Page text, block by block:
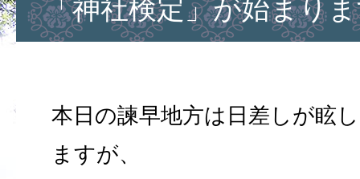
「神社検定」が始まり
本日の諫早地方は日差しが眩
ますが、